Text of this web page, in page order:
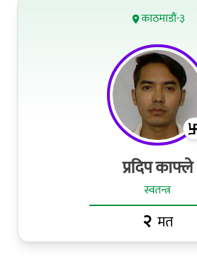
काठमाडौं-३
प्रदिप काफ्ले
स्वतन्त्र
२ मत